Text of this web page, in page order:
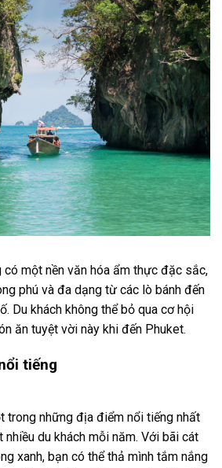
có một nền văn hóa ẩm thực đặc sắc,
phú và đa dạng từ các lò bánh đến
Du khách không thể bỏ qua cơ hội
ăn tuyệt vời này khi đến Phuket.
tiếng
trong những địa điểm nổi tiếng nhất
nhiều du khách mỗi năm. Với bãi cát
xanh, bạn có thể thả mình tắm nắng